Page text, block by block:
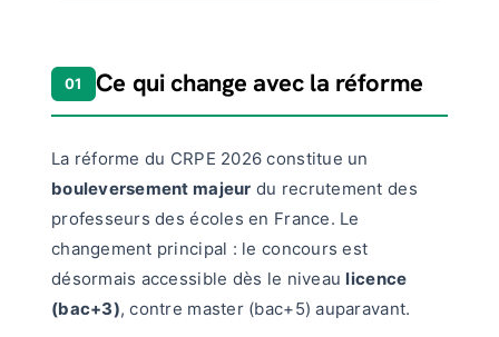
01 Ce qui change avec la réforme
La réforme du CRPE 2026 constitue un
bouleversement majeur du recrutement des
professeurs des écoles en France. Le
changement principal : le concours est
désormais accessible dès le niveau licence
(bac+3), contre master (bac+5) auparavant.